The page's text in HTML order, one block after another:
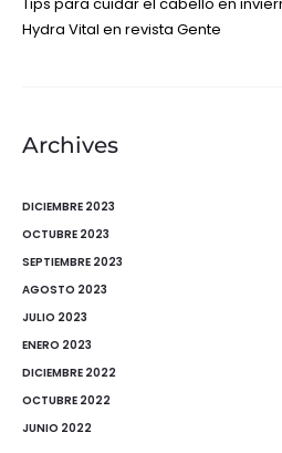
Hydra Vital en revista Gente
Archives
DICIEMBRE 2023
OCTUBRE 2023
SEPTIEMBRE 2023
AGOSTO 2023
JULIO 2023
ENERO 2023
DICIEMBRE 2022
OCTUBRE 2022
JUNIO 2022